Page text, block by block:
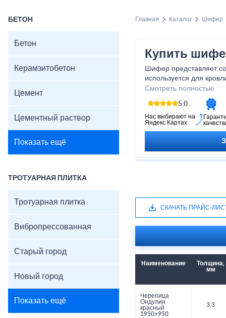
БЕТОН
Бетон
Керамзитобетон
Цемент
Цементный раствор
Показать ещё
ТРОТУАРНАЯ ПЛИТКА
Тротуарная плитка
Вибропрессованная
Старый город
Новый город
Показать ещё
Главная Каталог Шифер
Купить
Шифер представляет
используется для
разные размеры, формы
удобным в
непресованной
обеспечивает ему
отлично справляется с
годы.
Смотреть полностью
5.0
Нас выбирают на
Яндекс.Картах
СКАЧАТЬ ПРАЙС-
Наименование
Толщина,
мм
Черепица
Ондулин
красный
1950×950
3.3